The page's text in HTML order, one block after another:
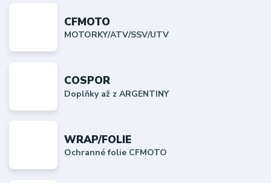
CFMOTO
MOTORKY/ATV/SSV/UTV
COSPOR
Doplňky až z ARGENTINY
WRAP/FOLIE
Ochranné folie CFMOTO